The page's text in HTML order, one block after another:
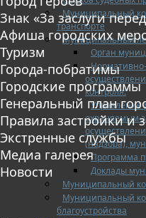
Муниципальный
транспорте
Муниципальный
Орган
контроля:
Управление
охраняемым
(надзора),
Программа
Доклады
Муниципальный
Муниципальный
благоустройства
Знак «За заслуги
Афиша городских
Туризм
Города-побратимы
Городские программы
Генеральный план
Правила застройки и
Экстренные службы
Медиа галерея
Новости